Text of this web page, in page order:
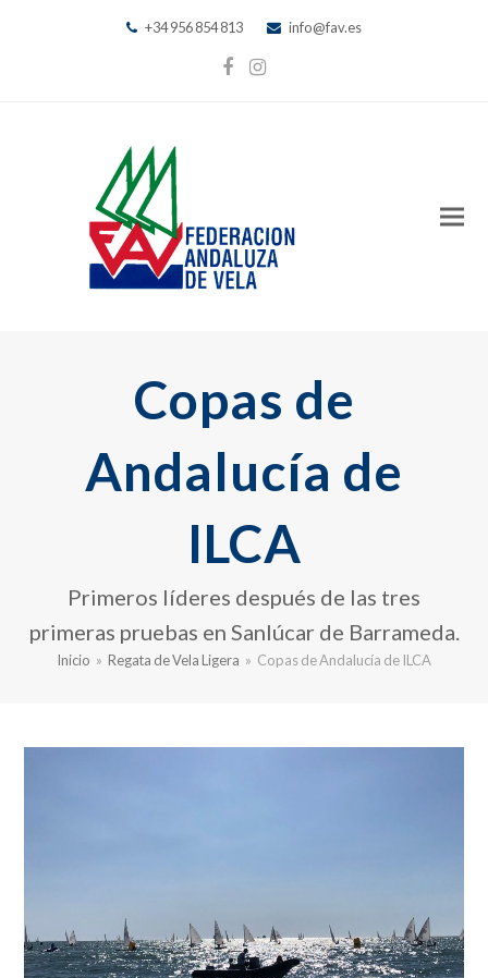
+34 956 854 813 info@fav.es
Facebook
Instagram
Copas de
Andalucía de
ILCA
Primeros líderes después de las tres
primeras pruebas en Sanlúcar de Barrameda.
Inicio » Regata de Vela Ligera » Copas de Andalucía de ILCA